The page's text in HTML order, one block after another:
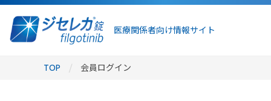
医療関係者向け情報サイト
TOP 会員ログイン